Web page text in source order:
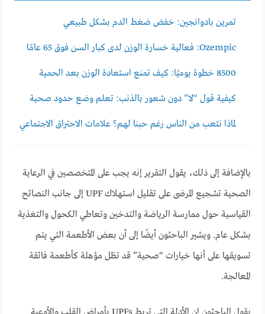
تمرين بادوانجين: خفض ضغط الدم بشكل طبيعي
Ozempic: فعالية خسارة الوزن لدى كبار السن فوق 65 عامًا
8500 خطوة يوميًا: كيف تمنع استعادة الوزن بعد الحمية
كيفية قول “لا” دون شعور بالذنب: تعلم وضع حدود صحية
لماذا نتعب من الناس رغم حبنا لهم؟ علامات الاحتراق الاجتماعي
بالإضافة إلى ذلك، يقول التقرير إنه يجب على المتخصصين في الرعاية
الصحية تشجيع المرضى على تقليل استهلاك UPF إلى جانب النصائح
القياسية حول ممارسة الرياضة والتدخين وتعاطي الكحول والتغذية
بشكل عام. ويشير الباحثون أيضًا إلى أن بعض الأطعمة التي يتم
تسويقها على أنها خيارات “صحية” قد تظل مؤهلة كأطعمة فائقة
المعالجة.